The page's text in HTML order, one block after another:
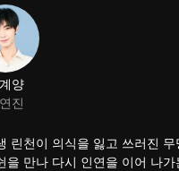
양
진
린천이 의식을 잃고 쓰러진
을 만나 다시 인연을 이어 나